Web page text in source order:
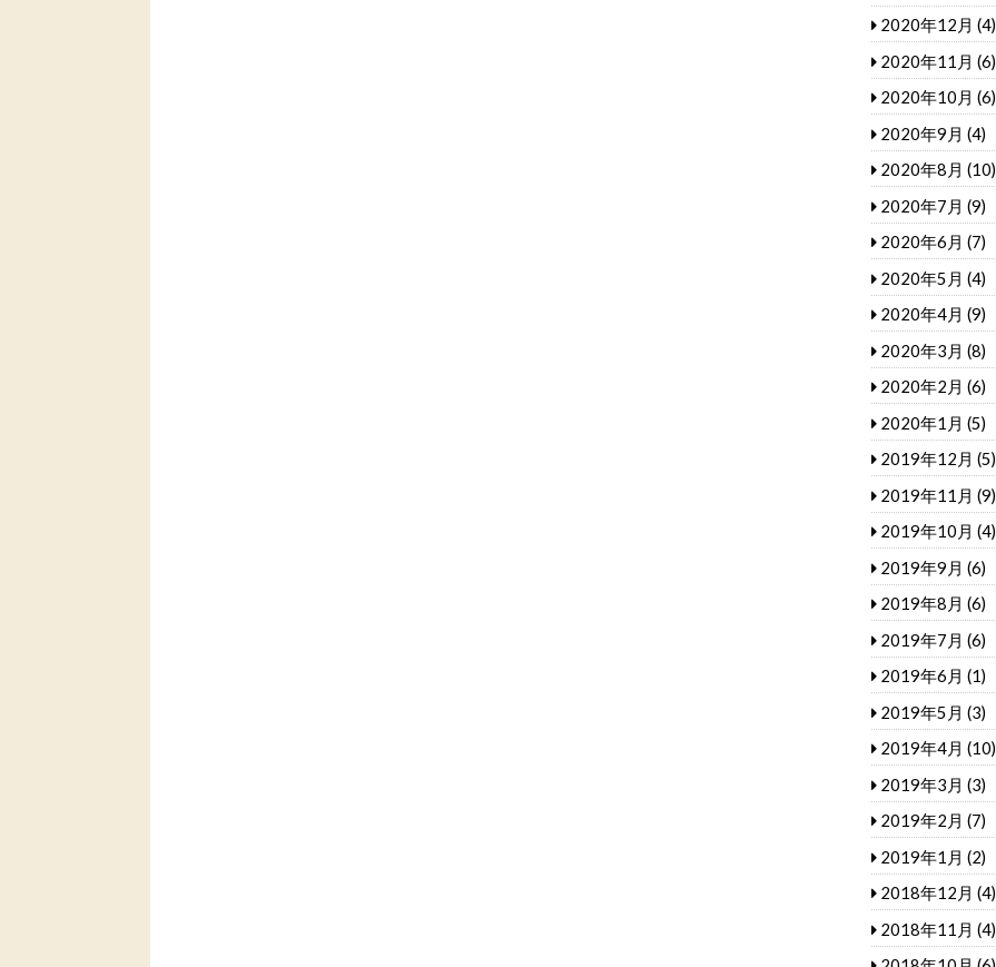
2020年12月 (4)
2020年11月 (6)
2020年10月 (6)
2020年9月 (4)
2020年8月 (10)
2020年7月 (9)
2020年6月 (7)
2020年5月 (4)
2020年4月 (9)
2020年3月 (8)
2020年2月 (6)
2020年1月 (5)
2019年12月 (5)
2019年11月 (9)
2019年10月 (4)
2019年9月 (6)
2019年8月 (6)
2019年7月 (6)
2019年6月 (1)
2019年5月 (3)
2019年4月 (10)
2019年3月 (3)
2019年2月 (7)
2019年1月 (2)
2018年12月 (4)
2018年11月 (4)